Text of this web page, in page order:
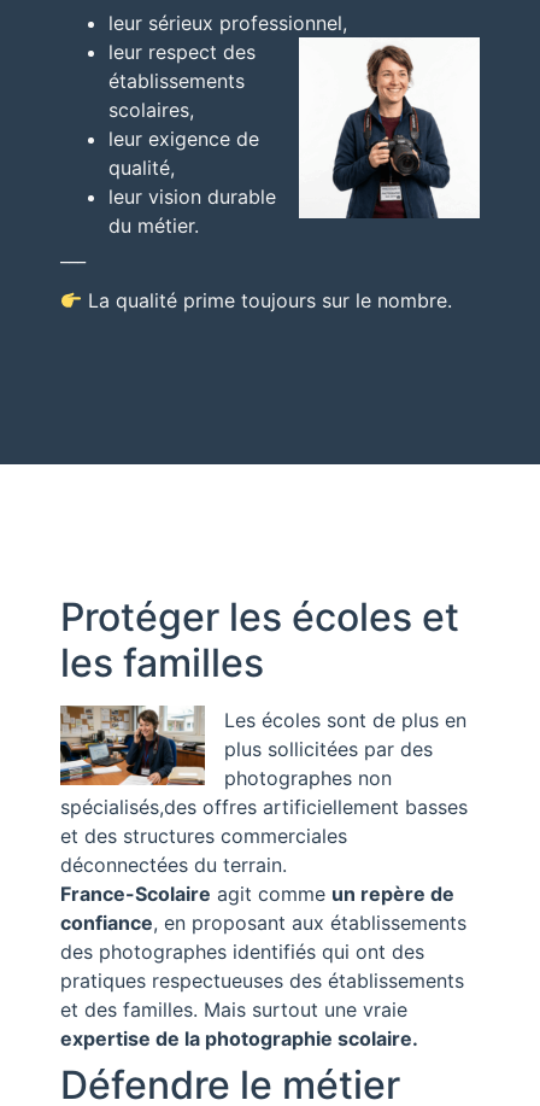
leur sérieux professionnel,
leur respect des
établissements
scolaires,
leur exigence de
qualité,
leur vision durable
du métier.
La qualité prime toujours sur le nombre.
Protéger les écoles et
les familles
Les écoles sont de plus en
plus sollicitées par des
photographes non
spécialisés,des offres artificiellement basses
et des structures commerciales
déconnectées du terrain.
France-Scolaire agit comme un repère de
confiance, en proposant aux établissements
des photographes identifiés qui ont des
pratiques respectueuses des établissements
et des familles. Mais surtout une vraie
expertise de la photographie scolaire.
Défendre le métier